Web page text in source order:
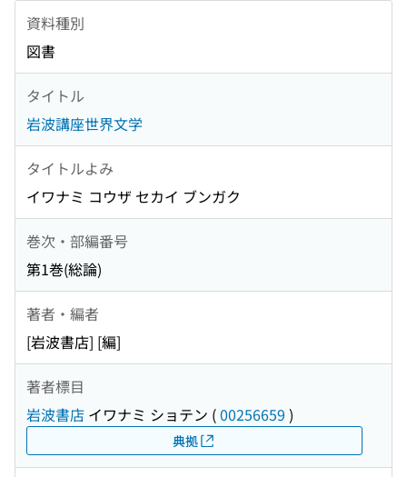
資料種別
図書
タイトル
岩波講座世界文学
タイトルよみ
イワナミ コウザ セカイ ブンガク
巻次・部編番号
第1巻(総論)
著者・編者
[岩波書店] [編]
著者標目
岩波書店 イワナミ ショテン (00256659 )
典拠